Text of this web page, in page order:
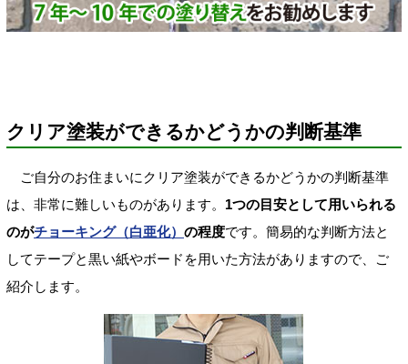
クリア塗装ができるかどうかの判断基準
ご自分のお住まいにクリア塗装ができるかどうかの判断基準
は、非常に難しいものがあります。 1つの目安として用いられる
のがチョーキング（白亜化） の程度です。簡易的な判断方法と
してテープと黒い紙やボードを用いた方法がありますので、ご
紹介します。